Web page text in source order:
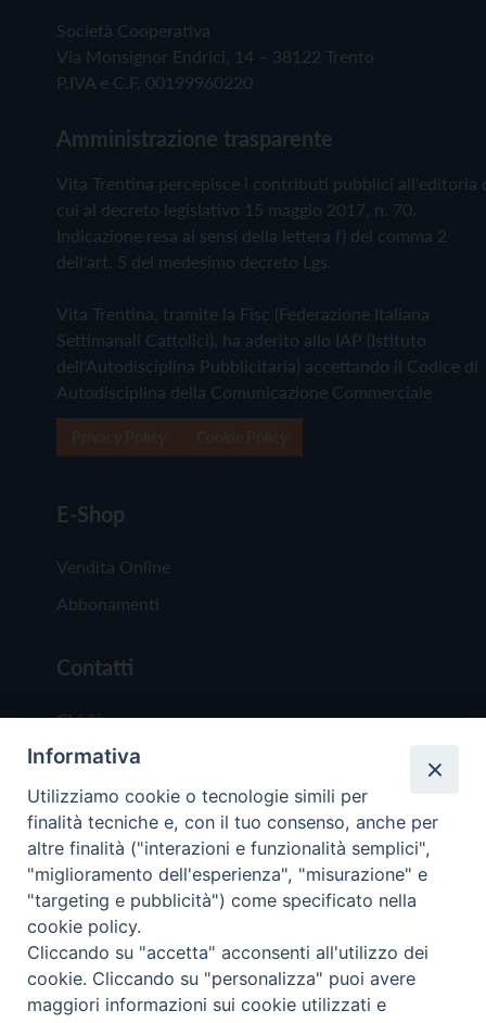
Società Cooperativa
Via Monsignor Endrici, 14 – 38122 Trento
P.IVA e C.F. 00199960220
Amministrazione trasparente
Vita Trentina percepisce i contributi pubblici all'editoria
cui al decreto legislativo 15 maggio 2017, n. 70.
Indicazione resa ai sensi della lettera f) del comma 2
dell'art. 5 del medesimo decreto Lgs.
Vita Trentina, tramite la Fisc (Federazione Italiana
Settimanali Cattolici), ha aderito allo IAP (Istituto
dell'Autodisciplina Pubblicitaria) accettando il Codice di
Autodisciplina della Comunicazione Commerciale
E-Shop
Vendita Online
Abbonamenti
Contatti
Chi Siamo
Redazione
Scrivici
Copyright © 2019 - Tutti i diritti riservati - Vita
Trentina Editrice
Privacy Policy
Informativa
Utilizziamo cookie o tecnologie simili per
finalità tecniche e, con il tuo consenso, anche per
altre finalità ("interazioni e funzionalità semplici",
"miglioramento dell'esperienza", "misurazione" e
"targeting e pubblicità") come specificato nella
cookie policy.
Cliccando su "accetta" acconsenti all'utilizzo dei
cookie. Cliccando su "personalizza" puoi avere
maggiori informazioni sui cookie utilizzati e